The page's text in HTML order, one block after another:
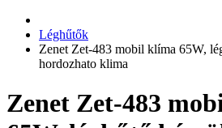
Léghűtők
Zenet Zet-483 mobil klíma 65W,
hordozhato klima
Zenet Zet-483